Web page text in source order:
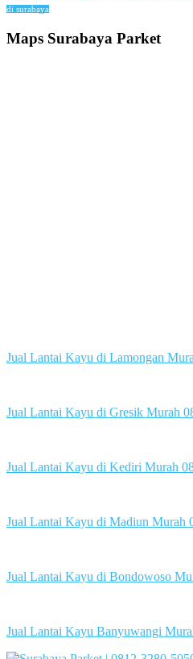
di surabaya
Maps Surabaya Parket
Jual Lantai Kayu di Lamongan
Jual Lantai Kayu di Gresik Murah
Jual Lantai Kayu di Kediri Murah
Jual Lantai Kayu di Madiun Murah
Jual Lantai Kayu di Bondowoso
Jual Lantai Kayu Banyuwangi